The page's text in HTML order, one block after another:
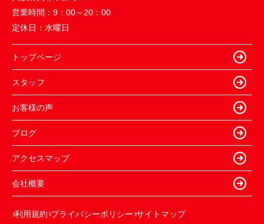
営業時間： 9：00～20：00
定休日： 水曜日
トップページ
スタッフ
お客様の声
ブログ
アクセスマップ
会社概要
利用規約 プライバシーポリシー サイトマップ